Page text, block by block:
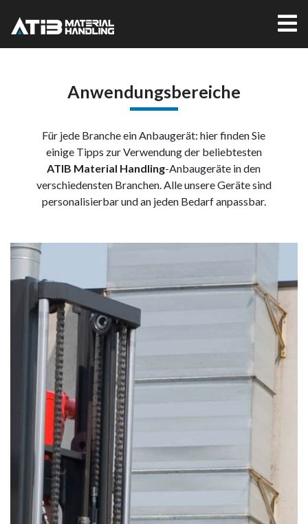
Anwendungsbereiche
Für jede Branche ein Anbaugerät: hier finden Sie
einige Tipps zur Verwendung der beliebtesten
ATIB Material Handling-Anbaugeräte in den
verschiedensten Branchen. Alle unsere Geräte sind
personalisierbar und an jeden Bedarf anpassbar.